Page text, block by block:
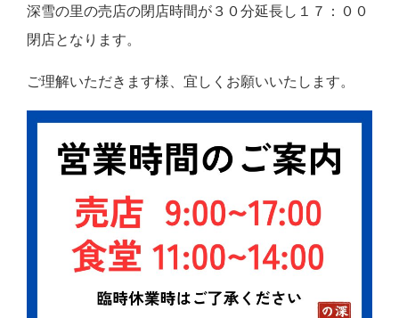
深雪の里の売店の閉店時間が３０分延長し１７：００
閉店となります。
ご理解いただきます様、宜しくお願いいたします。